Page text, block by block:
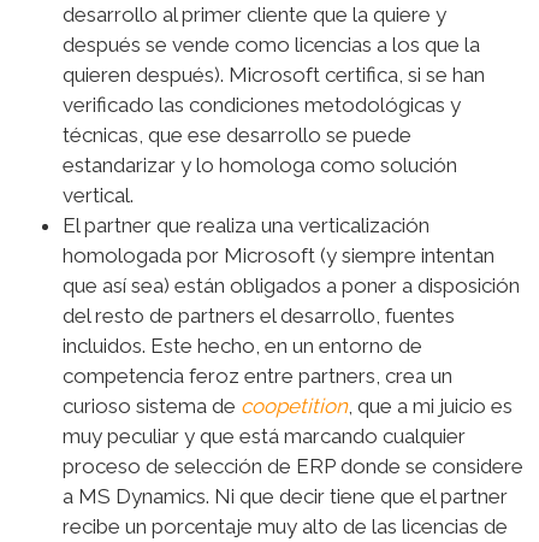
desarrollo al primer cliente que la quiere y
después se vende como licencias a los que la
quieren después). Microsoft certifica, si se han
verificado las condiciones metodológicas y
técnicas, que ese desarrollo se puede
estandarizar y lo homologa como solución
vertical.
El partner que realiza una verticalización
homologada por Microsoft (y siempre intentan
que así sea) están obligados a poner a disposición
del resto de partners el desarrollo, fuentes
incluidos. Este hecho, en un entorno de
competencia feroz entre partners, crea un
curioso sistema de coopetition, que a mi juicio es
muy peculiar y que está marcando cualquier
proceso de selección de ERP donde se considere
a MS Dynamics. Ni que decir tiene que el partner
recibe un porcentaje muy alto de las licencias de